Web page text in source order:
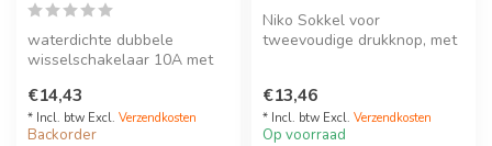
waterdichte dubbele
wisselschakelaar 10A met
opbouwdoo...
€14,43
* Incl. btw Excl. Verzendkosten
Backorder
Niko Sokkel voor
tweevoudige drukknop, met
€13,46
* Incl. btw Excl. Verzendkosten
Op voorraad